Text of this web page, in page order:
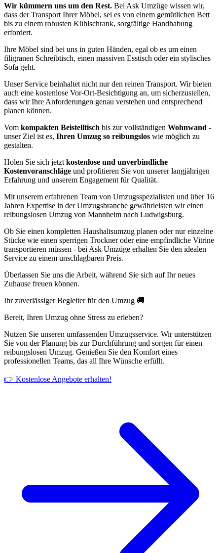
Wir kümmern uns um den Rest. Bei Ask Umzüge wissen wir,
dass der Transport Ihrer Möbel, sei es von einem gemütlichen Bett
bis zu einem robusten Kühlschrank, sorgfältige Handhabung
erfordert.
Ihre Möbel sind bei uns in guten Händen, egal ob es um einen
filigranen Schreibtisch, einen massiven Esstisch oder ein stylisches
Sofa geht.
Unser Service beinhaltet nicht nur den reinen Transport. Wir bieten
auch eine kostenlose Vor-Ort-Besichtigung an, um sicherzustellen,
dass wir Ihre Anforderungen genau verstehen und entsprechend
planen können.
Vom kompakten Beistelltisch bis zur vollständigen Wohnwand -
unser Ziel ist es, Ihren Umzug so reibungslos wie möglich zu
gestalten.
Holen Sie sich jetzt kostenlose und unverbindliche
Kostenvoranschläge und profitieren Sie von unserer langjährigen
Erfahrung und unserem Engagement für Qualität.
Mit unserem erfahrenen Team von Umzugsspezialisten und über 16
Jahren Expertise in der Umzugsbranche gewährleisten wir einen
reibungslosen Umzug von Mannheim nach Ludwigsburg.
Ob Sie einen kompletten Haushaltsumzug planen oder nur einzelne
Stücke wie einen sperrigen Trockner oder eine empfindliche Vitrine
transportieren müssen - bei Ask Umzüge erhalten Sie den idealen
Service zu einem unschlagbaren Preis.
Überlassen Sie uns die Arbeit, während Sie sich auf Ihr neues
Zuhause freuen können.
Ihr zuverlässiger Begleiter für den Umzug 🚚
Bereit, Ihren Umzug ohne Stress zu erleben?
Nutzen Sie unseren umfassenden Umzugsservice. Wir unterstützen
Sie von der Planung bis zur Durchführung und sorgen für einen
reibungslosen Umzug. Genießen Sie den Komfort eines
professionellen Teams, das all Ihre Wünsche erfüllt.
👉 Kostenlose Angebote erhalten!